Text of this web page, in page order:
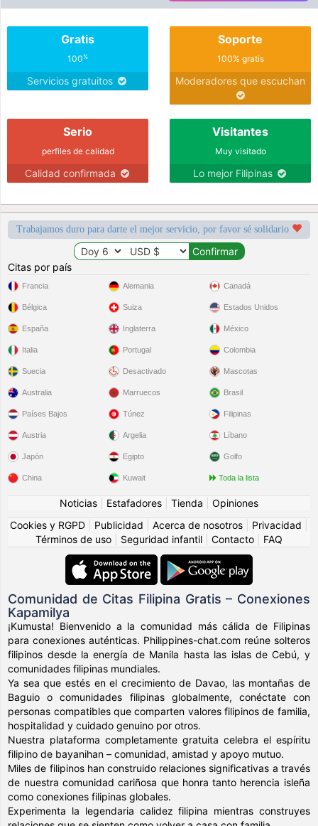
Gratis
100%
Servicios gratuitos
Soporte
100% gratis
Moderadores que escuchan
Serio
perfiles de calidad
Calidad confirmada
Visitantes
Muy visitado
Lo mejor Filipinas
Trabajamos duro para darte el mejor servicio, por favor sé solidario
Citas por país
Francia
Bélgica
España
Italia
Suecia
Alemania
Suiza
Inglaterra
Portugal
Desactivado
Canadá
Estados Unidos
México
Colombia
Mascotas
Australia
Países Bajos
Austria
Japón
China
Marruecos
Túnez
Argelia
Egipto
Kuwait
Brasil
Filipinas
Líbano
Golfo
Toda la lista
Noticias Estafadores Tienda
Opiniones
Cookies y RGPD
Publicidad Acerca de nosotros Privacidad
Términos de uso
Seguridad infantil Contacto FAQ
Comunidad de Citas Filipina Gratis – Conexiones
Kapamilya
¡Kumusta! Bienvenido a la comunidad más cálida de Filipinas
para conexiones auténticas. Philippines-chat.com reúne solteros
filipinos desde la energía de Manila hasta las islas de Cebú, y
comunidades filipinas mundiales.
Ya sea que estés en el crecimiento de Davao, las montañas de
Baguio o comunidades filipinas globalmente, conéctate con
personas compatibles que comparten valores filipinos de familia,
hospitalidad y cuidado genuino por otros.
Nuestra plataforma completamente gratuita celebra el espíritu
filipino de bayanihan – comunidad, amistad y apoyo mutuo.
Miles de filipinos han construido relaciones significativas a través
de nuestra comunidad cariñosa que honra tanto herencia isleña
como conexiones filipinas globales.
Experimenta la legendaria calidez filipina mientras construyes